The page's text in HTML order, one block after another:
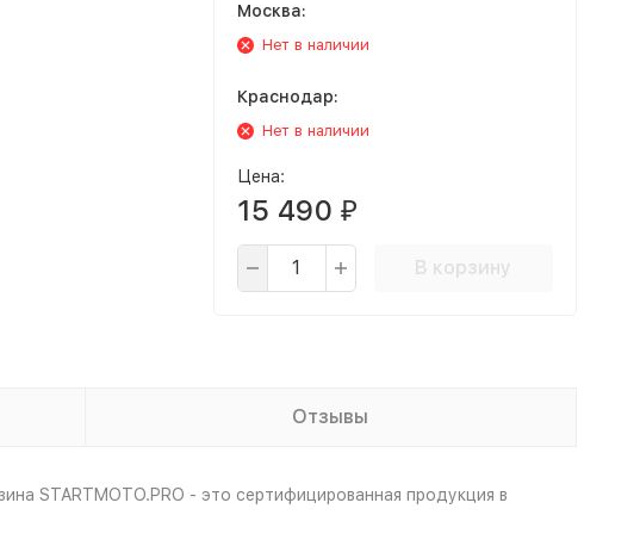
Москва:
Нет в наличии
Краснодар:
Нет в наличии
Цена:
15 490 ₽
В корзину
Отзывы
STARTMOTO.PRO - это сертифицированная продукция в